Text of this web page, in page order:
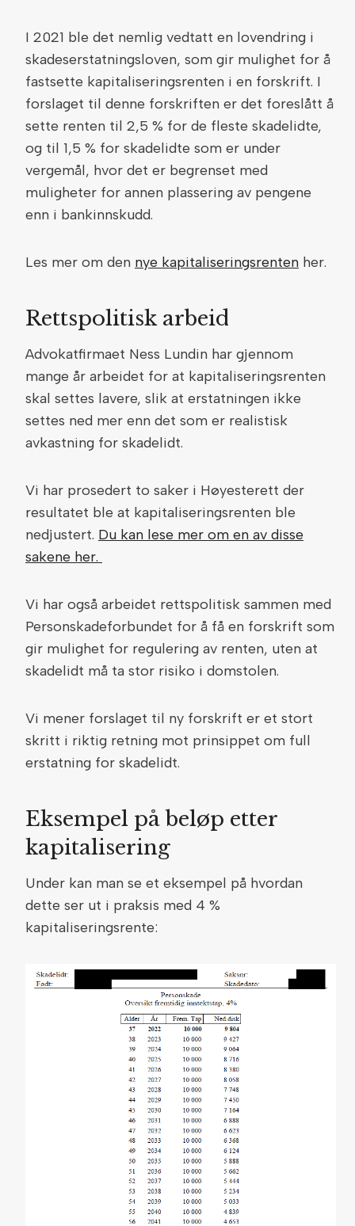
I 2021 ble det nemlig vedtatt en lovendring i
skadeserstatningsloven, som gir mulighet for å
fastsette kapitaliseringsrenten i en forskrift. I
forslaget til denne forskriften er det foreslått å
sette renten til 2,5 % for de fleste skadelidte,
og til 1,5 % for skadelidte som er under
vergemål, hvor det er begrenset med
muligheter for annen plassering av pengene
enn i bankinnskudd.
Les mer om den nye kapitaliseringsrenten her.
Rettspolitisk arbeid
Advokatfirmaet Ness Lundin har gjennom
mange år arbeidet for at kapitaliseringsrenten
skal settes lavere, slik at erstatningen ikke
settes ned mer enn det som er realistisk
avkastning for skadelidt.
Vi har prosedert to saker i Høyesterett der
resultatet ble at kapitaliseringsrenten ble
nedjustert. Du kan lese mer om en av disse
sakene her.
Vi har også arbeidet rettspolitisk sammen med
Personskadeforbundet for å få en forskrift som
gir mulighet for regulering av renten, uten at
skadelidt må ta stor risiko i domstolen.
Vi mener forslaget til ny forskrift er et stort
skritt i riktig retning mot prinsippet om full
erstatning for skadelidt.
Eksempel på beløp etter
kapitalisering
Under kan man se et eksempel på hvordan
dette ser ut i praksis med 4 %
kapitaliseringsrente: